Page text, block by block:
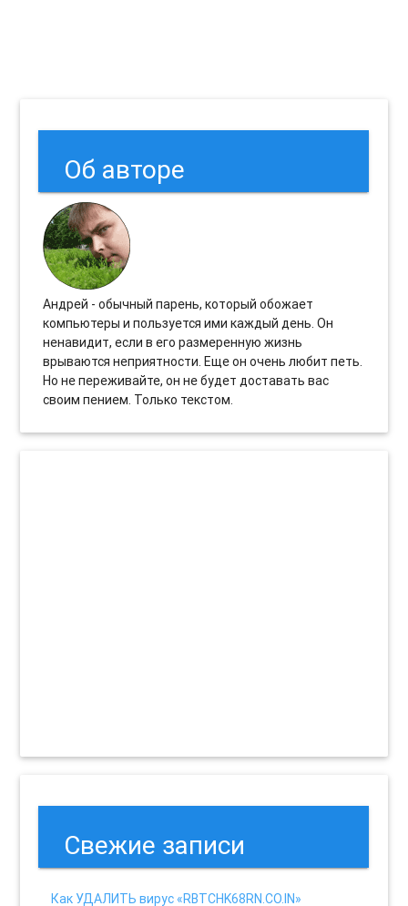
Об авторе
Андрей - обычный парень, который обожает
компьютеры и пользуется ими каждый день. Он
ненавидит, если в его размеренную жизнь
врываются неприятности. Еще он очень любит петь.
Но не переживайте, он не будет доставать вас
своим пением. Только текстом.
Свежие записи
Как УДАЛИТЬ вирус «RBTCHK68RN.CO.IN»